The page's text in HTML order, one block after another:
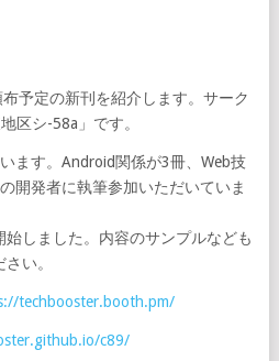
予定の新刊を紹介します。サーク
区シ-58a」です。
ます。Android関係が3冊、Web技
開発者に執筆参加いただいていま
しました。内容のサンプルなども
い。
techbooster.booth.pm/
c89/